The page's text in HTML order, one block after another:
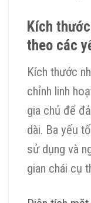
Kích
theo các
Kích thước
chỉnh linh
gia chủ để
dài. Ba yếu
sử dụng và
gian chái cụ